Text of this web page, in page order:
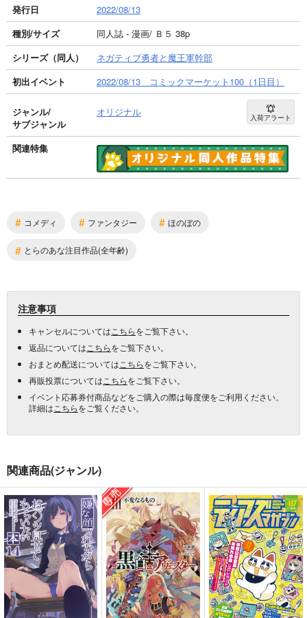
発行日
2022/08/13
種別/サイズ
同人誌 - 漫画/ Ｂ５ 38p
シリーズ（同人）
ネガティブ勇者と魔王軍幹部
初出イベント
2022/08/13 コミックマーケット100（1日目）
ジャンル/
サブジャンル
オリジナル 入荷アラート
関連特集
# コメディ # ファンタジー # ほのぼの
# とらのあな注目作品(全年齢)
注意事項
キャンセルについては こちらをご覧下さい。
返品については こちらをご覧下さい。
おまとめ配送については こちらをご覧下さい。
再販投票については こちらをご覧下さい。
イベント応募券付商品などをご購入の際は毎度便をご利用ください。
詳細は こちらをご覧ください。
関連商品(ジャンル)